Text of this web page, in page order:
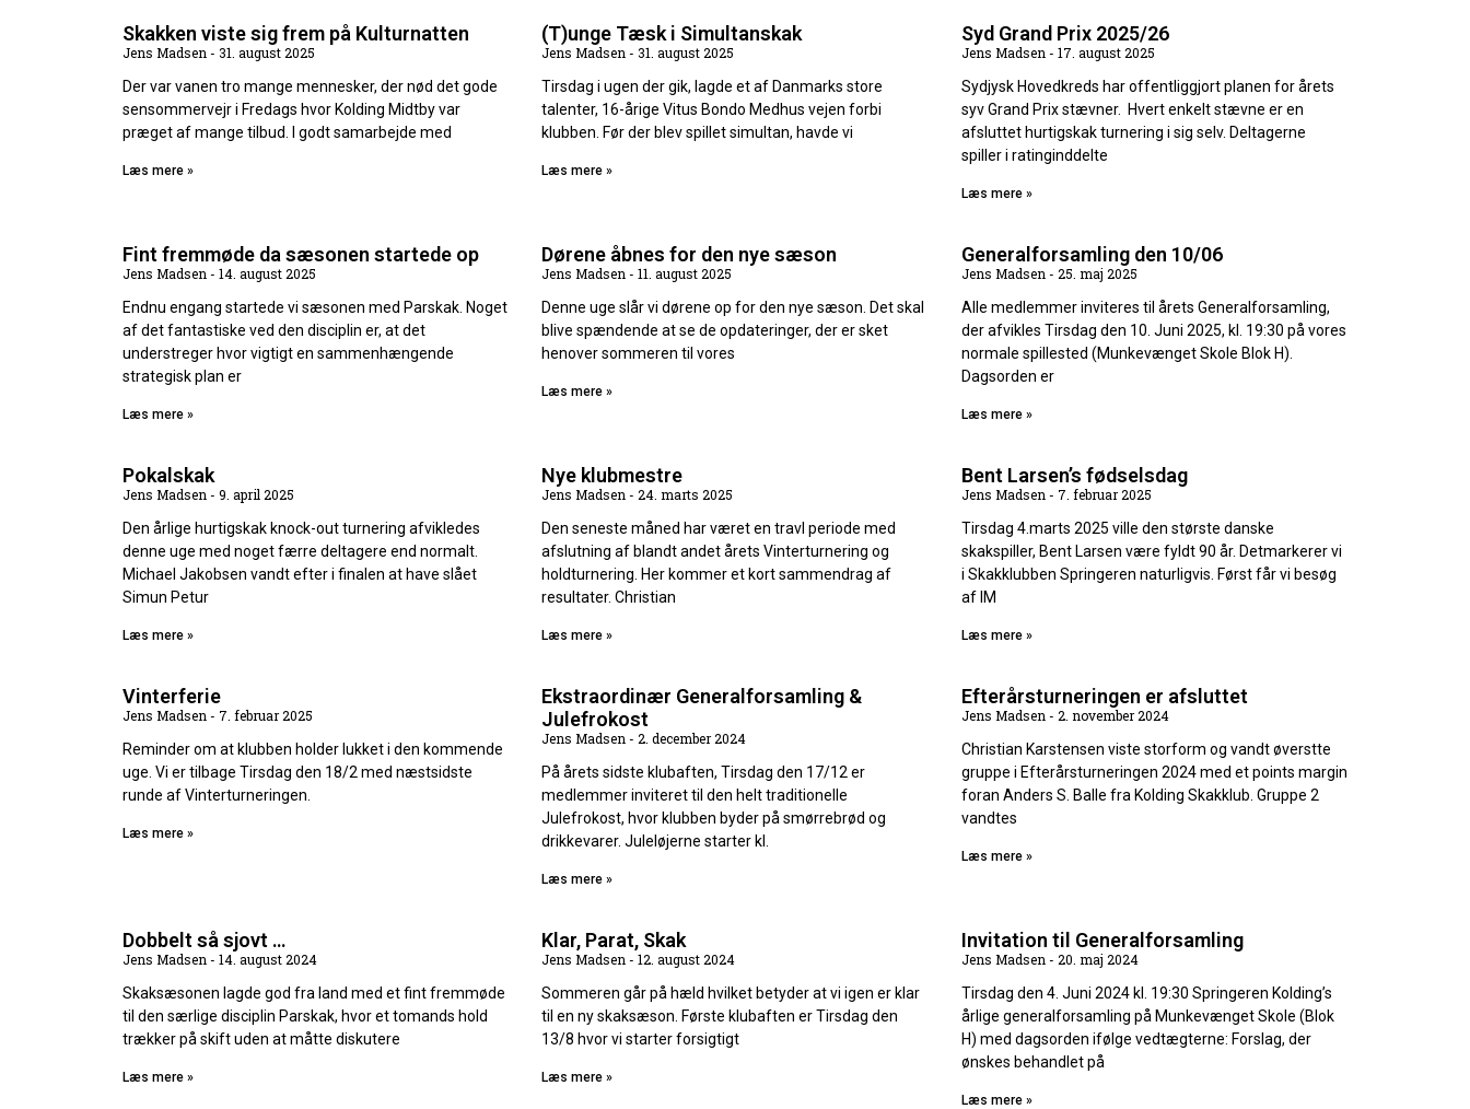
Skakken viste sig frem på Kulturnatten
Jens Madsen
31. august 2025
Der var vanen tro mange mennesker, der nød det gode
sensommervejr i Fredags hvor Kolding Midtby var
præget af mange tilbud. I godt samarbejde med
Læs mere »
(T)unge Tæsk i Simultanskak
Jens Madsen
31. august 2025
Tirsdag i ugen der gik, lagde et af Danmarks store
talenter, 16-årige Vitus Bondo Medhus vejen forbi
klubben. Før der blev spillet simultan, havde vi
Læs mere »
Syd Grand Prix 2025/26
Jens Madsen
17. august 2025
Sydjysk Hovedkreds har offentliggjort planen for årets
syv Grand Prix stævner. Hvert enkelt stævne er en
afsluttet hurtigskak turnering i sig selv. Deltagerne
spiller i ratinginddelte
Læs mere »
Fint fremmøde da sæsonen startede op
Jens Madsen
14. august 2025
Endnu engang startede vi sæsonen med Parskak. Noget
af det fantastiske ved den disciplin er, at det
understreger hvor vigtigt en sammenhængende
strategisk plan er
Læs mere »
Dørene åbnes for den nye sæson
Jens Madsen
11. august 2025
Denne uge slår vi dørene op for den nye sæson. Det skal
blive spændende at se de opdateringer, der er sket
henover sommeren til vores
Læs mere »
Generalforsamling den 10/06
Jens Madsen
25. maj 2025
Alle medlemmer inviteres til årets Generalforsamling,
der afvikles Tirsdag den 10. Juni 2025, kl. 19:30 på vores
normale spillested (Munkevænget Skole Blok H).
Dagsorden er
Læs mere »
Pokalskak
Jens Madsen
9. april 2025
Den årlige hurtigskak knock-out turnering afvikledes
denne uge med noget færre deltagere end normalt.
Michael Jakobsen vandt efter i finalen at have slået
Simun Petur
Læs mere »
Nye klubmestre
Jens Madsen
24. marts 2025
Den seneste måned har været en travl periode med
afslutning af blandt andet årets Vinterturnering og
holdturnering. Her kommer et kort sammendrag af
resultater. Christian
Læs mere »
Bent Larsen’s fødselsdag
Jens Madsen
7. februar 2025
Tirsdag 4.marts 2025 ville den største danske
skakspiller, Bent Larsen være fyldt 90 år. Detmarkerer vi
i Skakklubben Springeren naturligvis. Først får vi besøg
af IM
Læs mere »
Vinterferie
Jens Madsen
7. februar 2025
Reminder om at klubben holder lukket i den kommende
uge. Vi er tilbage Tirsdag den 18/2 med næstsidste
runde af Vinterturneringen.
Læs mere »
Ekstraordinær Generalforsamling &
Julefrokost
Jens Madsen
2. december 2024
På årets sidste klubaften, Tirsdag den 17/12 er
medlemmer inviteret til den helt traditionelle
Julefrokost, hvor klubben byder på smørrebrød og
drikkevarer. Juleløjerne starter kl.
Læs mere »
Efterårsturneringen er afsluttet
Jens Madsen
2. november 2024
Christian Karstensen viste storform og vandt øverstte
gruppe i Efterårsturneringen 2024 med et points margin
foran Anders S. Balle fra Kolding Skakklub. Gruppe 2
vandtes
Læs mere »
Dobbelt så sjovt …
Jens Madsen
14. august 2024
Skaksæsonen lagde god fra land med et fint fremmøde
til den særlige disciplin Parskak, hvor et tomands hold
trækker på skift uden at måtte diskutere
Læs mere »
Klar, Parat, Skak
Jens Madsen
12. august 2024
Sommeren går på hæld hvilket betyder at vi igen er klar
til en ny skaksæson. Første klubaften er Tirsdag den
13/8 hvor vi starter forsigtigt
Læs mere »
Invitation til Generalforsamling
Jens Madsen
20. maj 2024
Tirsdag den 4. Juni 2024 kl. 19:30 Springeren Kolding’s
årlige generalforsamling på Munkevænget Skole (Blok
H) med dagsorden ifølge vedtægterne: Forslag, der
ønskes behandlet på
Læs mere »